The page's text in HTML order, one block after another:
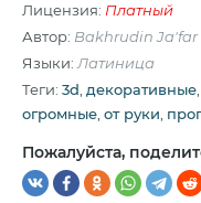
Лицензия: Платный
Автор: Bakhrudin Ja'far
Языки: Латиница
Теги: 3d декоративные
огромные от руки
Пожалуйста,